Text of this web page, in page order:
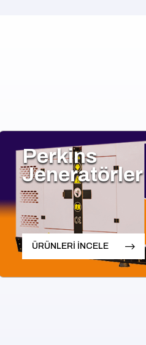
Perkins
Jeneratörler
ÜRÜNLERİ İNCELE